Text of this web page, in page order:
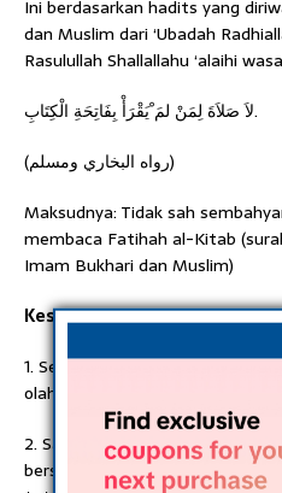
Ini berdasarkan hadits yang
dan Muslim dari ‘Ubadah
Rasulullah Shallallahu ‘alaihi
لاَ صَلاَةَ لِمَنْ لمَ ْيَقْرَأْ بِفَاتِحَةِ الْكِتَابِ.
(رواه البخاري ومسلم)
Maksudnya: Tidak sah
membaca Fatihah al-Kitab
Imam Bukhari dan Muslim)
Kesalahan-Kesalahan Dalam
1. Sebutan huruf ﺏ berbaris bawah tidak kedengaran. Seolah-
olah kita menyebut “Ismillah…”
2. Sabdu pada kalimah ﭐﷲ tidak dijelaskan. Huruf yang
bersabdu ibarat huruf itu